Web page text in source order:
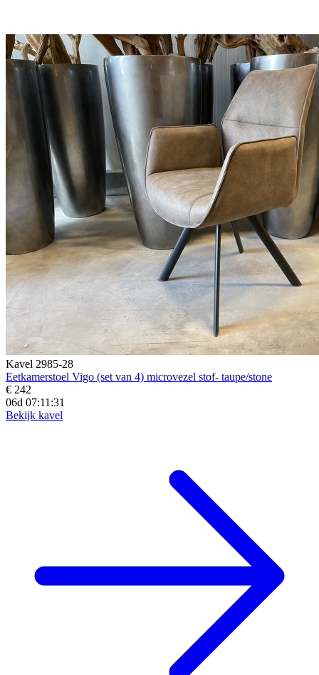
Kavel 2985-28
Eetkamerstoel Vigo (set van 4) microvezel stof- taupe/stone
€ 242
06d 07:11:29
Bekijk kavel